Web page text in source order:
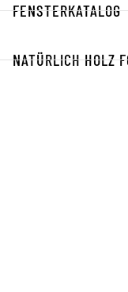
FENSTERKATALOG
NATÜRLICH HOLZ